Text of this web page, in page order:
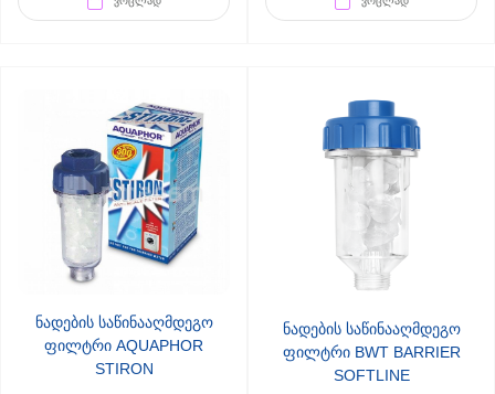
ნადების საწინააღმდეგო
ფილტრი AQUAPHOR
STIRON
ნადების საწინააღმდეგო
ფილტრი BWT BARRIER
SOFTLINE